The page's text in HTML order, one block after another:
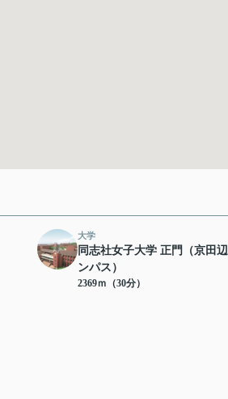
大学
同志社女子大学 正門（京田
ンパス）
2369ｍ（30分）